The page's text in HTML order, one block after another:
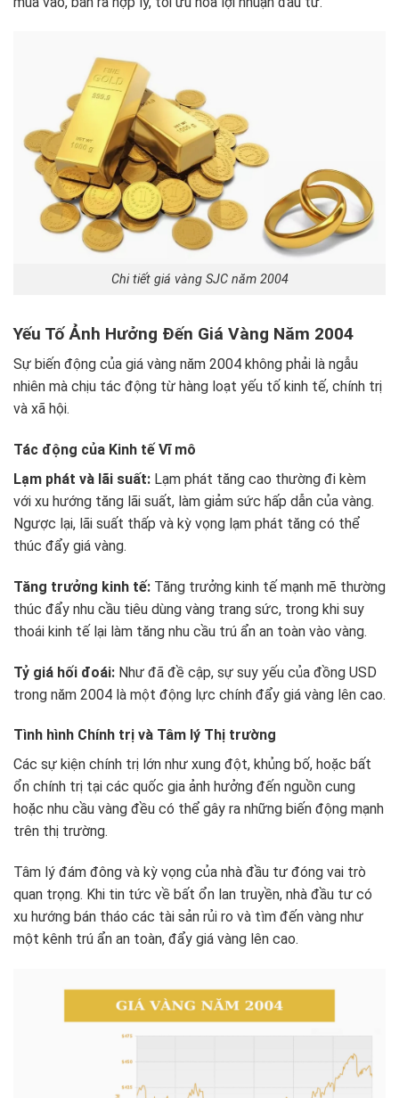
Chi tiết giá vàng SJC năm 2004
Yếu Tố Ảnh Hưởng Đến Giá Vàng Năm 2004
Sự biến động của giá vàng năm 2004 không phải là ngẫu
nhiên mà chịu tác động từ hàng loạt yếu tố kinh tế, chính trị
và xã hội.
Tác động của Kinh tế Vĩ mô
Lạm phát và lãi suất: Lạm phát tăng cao thường đi kèm
với xu hướng tăng lãi suất, làm giảm sức hấp dẫn của vàng.
Ngược lại, lãi suất thấp và kỳ vọng lạm phát tăng có thể
thúc đẩy giá vàng.
Tăng trưởng kinh tế: Tăng trưởng kinh tế mạnh mẽ thường
thúc đẩy nhu cầu tiêu dùng vàng trang sức, trong khi suy
thoái kinh tế lại làm tăng nhu cầu trú ẩn an toàn vào vàng.
Tỷ giá hối đoái: Như đã đề cập, sự suy yếu của đồng USD
trong năm 2004 là một động lực chính đẩy giá vàng lên cao.
Tình hình Chính trị và Tâm lý Thị trường
Các sự kiện chính trị lớn như xung đột, khủng bố, hoặc bất
ổn chính trị tại các quốc gia ảnh hưởng đến nguồn cung
hoặc nhu cầu vàng đều có thể gây ra những biến động mạnh
trên thị trường.
Tâm lý đám đông và kỳ vọng của nhà đầu tư đóng vai trò
quan trọng. Khi tin tức về bất ổn lan truyền, nhà đầu tư có
xu hướng bán tháo các tài sản rủi ro và tìm đến vàng như
một kênh trú ẩn an toàn, đẩy giá vàng lên cao.